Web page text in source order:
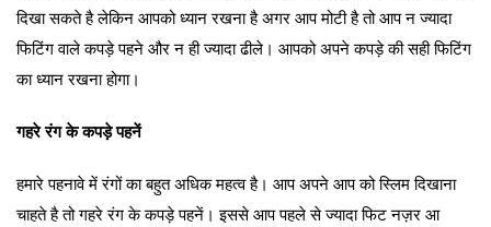
दिखा सकते है लेकिन आपको ध्यान रखना है अगर आप मोटी है तो आप न ज्यादा
फिटिंग वाले कपड़े पहने और न ही ज्यादा ढीले। आपको अपने कपड़े की सही फिटिंग
का ध्यान रखना होगा।
गहरे रंग के कपड़े पहनें
हमारे पहनावे में रंगों का बहुत अधिक महत्व है। आप अपने आप को स्लिम दिखाना
चाहते है तो गहरे रंग के कपड़े पहनें। इससे आप पहले से ज्यादा फिट नज़र आ